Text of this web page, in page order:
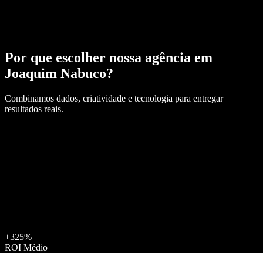
Por que escolher nossa agência em
Joaquim Nabuco?
Combinamos dados, criatividade e tecnologia para entregar
resultados reais.
+325%
ROI Médio